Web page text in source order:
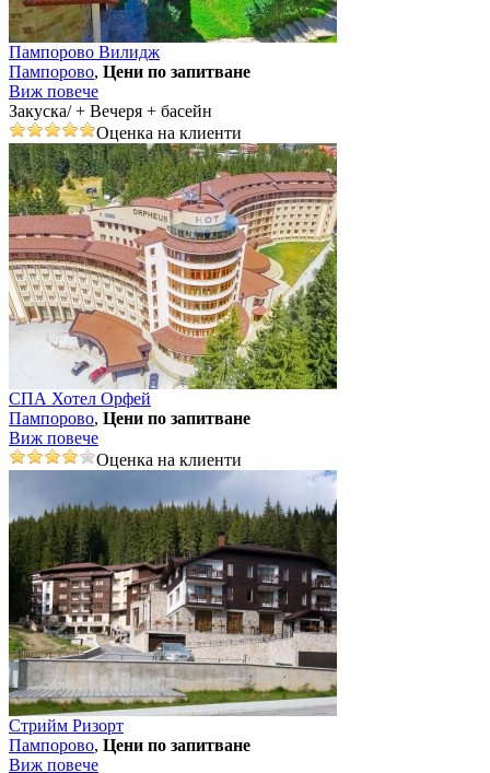
Пампорово Вилидж
Пампорово, Цени по запитване
Виж повече
Закуска/ + Вечеря + басейн
Оценка на клиенти
СПА Хотел Орфей
Пампорово, Цени по запитване
Виж повече
Оценка на клиенти
Стрийм Ризорт
Пампорово, Цени по запитване
Виж повече